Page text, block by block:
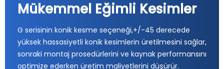
Mükemmel Eğimli Kesimler
G serisinin konik kesme seçeneği,+/-45 derecede
yüksek hassasiyetli konik kesimlerin üretilmesini sağlar,
sonraki montaj prosedürlerini ve kaynak performansını
optimize ederken üretim maliyetlerini düşürür.